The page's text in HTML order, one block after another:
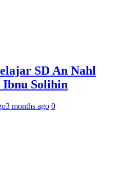
SD An Nahl
Ibnu Solihin
3 months ago 0